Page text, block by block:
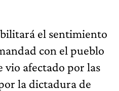
el sentimiento
con el pueblo
vio afectado por las
la dictadura de